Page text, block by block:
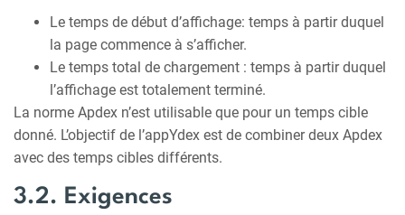
Le temps de début d’affichage: temps à partir duquel
la page commence à s’afficher.
Le temps total de chargement : temps à partir duquel
l’affichage est totalement terminé.
La norme Apdex n’est utilisable que pour un temps cible
donné. L’objectif de l’appYdex est de combiner deux Apdex
avec des temps cibles différents.
3.2. Exigences